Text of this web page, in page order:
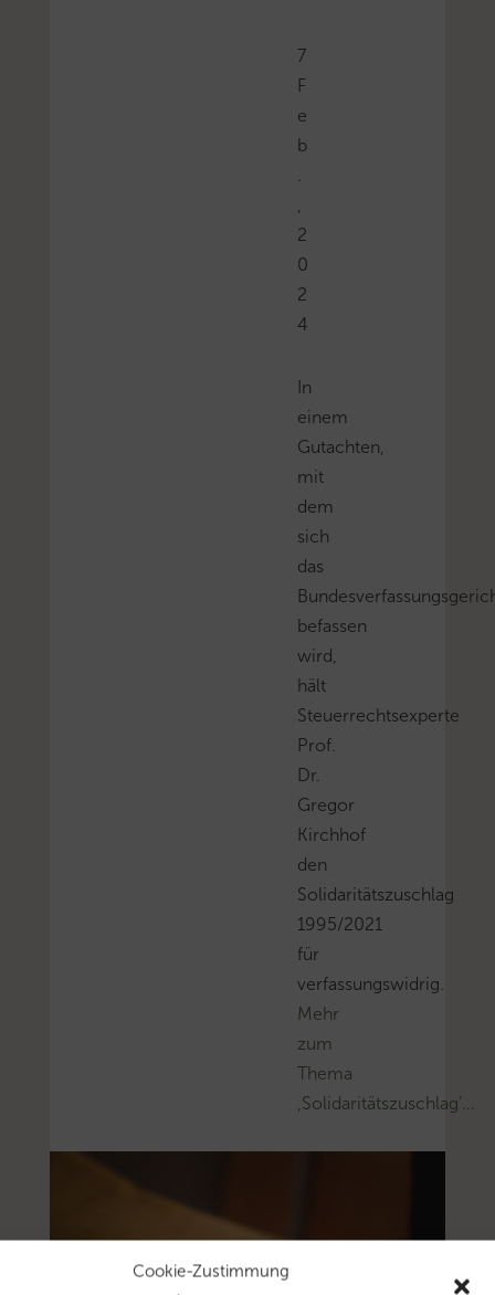
Cookie-Zustimmung
7
F
e
b
.
,
2
0
2
4
In
einem
Gutachten,
mit
dem
sich
das
befassen
wird,
hält
Steuerrechtsexperte
Prof.
Dr.
Gregor
Kirchhof
den
Solidaritätszuschlag
1995/2021
für
verfassungswidrig.
Mehr
zum
Thema
‚Solidaritätszuschlag’…